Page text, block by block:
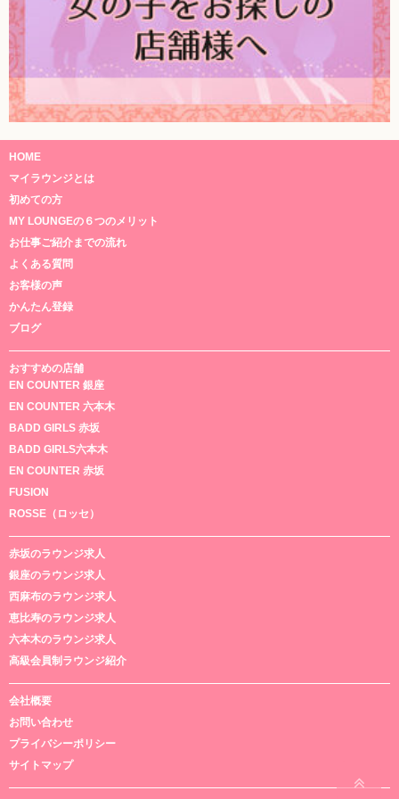
HOME
マイラウンジとは
初めての方
MY LOUNGEの６つのメリット
お仕事ご紹介までの流れ
よくある質問
お客様の声
かんたん登録
ブログ
おすすめの店舗
EN COUNTER 銀座
EN COUNTER 六本木
BADD GIRLS 赤坂
BADD GIRLS六本木
EN COUNTER 赤坂
FUSION
ROSSE（ロッセ）
赤坂のラウンジ求人
銀座のラウンジ求人
西麻布のラウンジ求人
恵比寿のラウンジ求人
六本木のラウンジ求人
高級会員制ラウンジ紹介
会社概要
お問い合わせ
プライバシーポリシー
サイトマップ